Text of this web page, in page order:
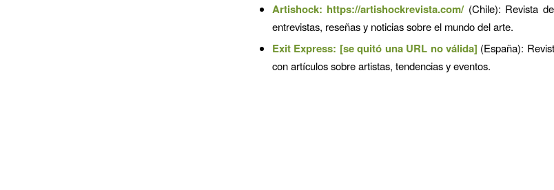
Artishock: https://artishockrevista.com/(Chile): Revista
entrevistas, reseñas y noticias sobre el mundo del arte.
Exit Express: [se quitó una URL no válida] (España):
con artículos sobre artistas, tendencias y eventos.